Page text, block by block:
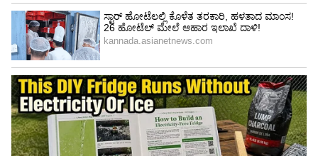
Image Credit :X
ಪ್ರಮುಖ ಪಾತ್ರದಲ್ಲಿ ಆಶಿಶ್ ಜೋ ಆ್ಯಂಟನಿ
'2018' ರಂತಹ ಮೆಗಾಹಿಟ್ ಸಿನಿಮಾ ಕೊಟ್ಟ ನಂತರ ಜ್ಯೂಡ್